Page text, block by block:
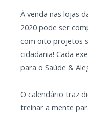
À venda nas lojas
2020 pode ser
com oito projetos
cidadania! Cada
para o Saúde &
O calendário traz
treinar a mente